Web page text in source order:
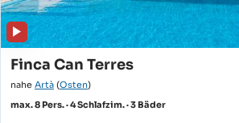
Finca Can Terres
nahe Artà (Osten)
max. 8 Pers. · 4 Schlafzim. · 3 Bäder